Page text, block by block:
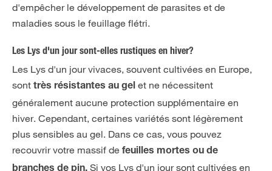
d'empêcher le développement de parasites et de
maladies sous le feuillage flétri.
Les Lys d'un jour sont-elles rustiques en hiver?
Les Lys d'un jour vivaces, souvent cultivées en Europe,
sont très résistantes au gel et ne nécessitent
généralement aucune protection supplémentaire en
hiver. Cependant, certaines variétés sont légèrement
plus sensibles au gel. Dans ce cas, vous pouvez
recouvrir votre massif de feuilles mortes ou de
Si vos Lys d'un jour sont cultivées en